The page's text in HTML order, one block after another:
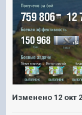
Изменено 12 окт